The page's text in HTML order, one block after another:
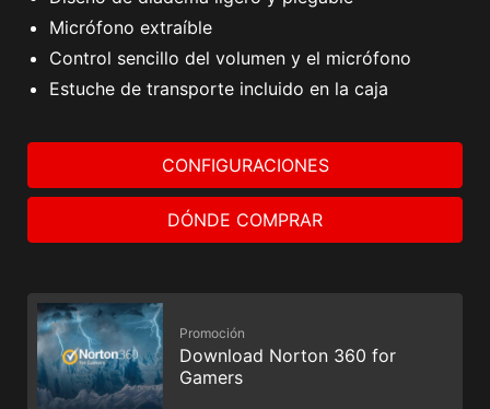
Micrófono extraíble
Control sencillo del volumen y el micrófono
Estuche de transporte incluido en la caja
CONFIGURACIONES
DÓNDE COMPRAR
Promoción
Download Norton 360 for
Gamers